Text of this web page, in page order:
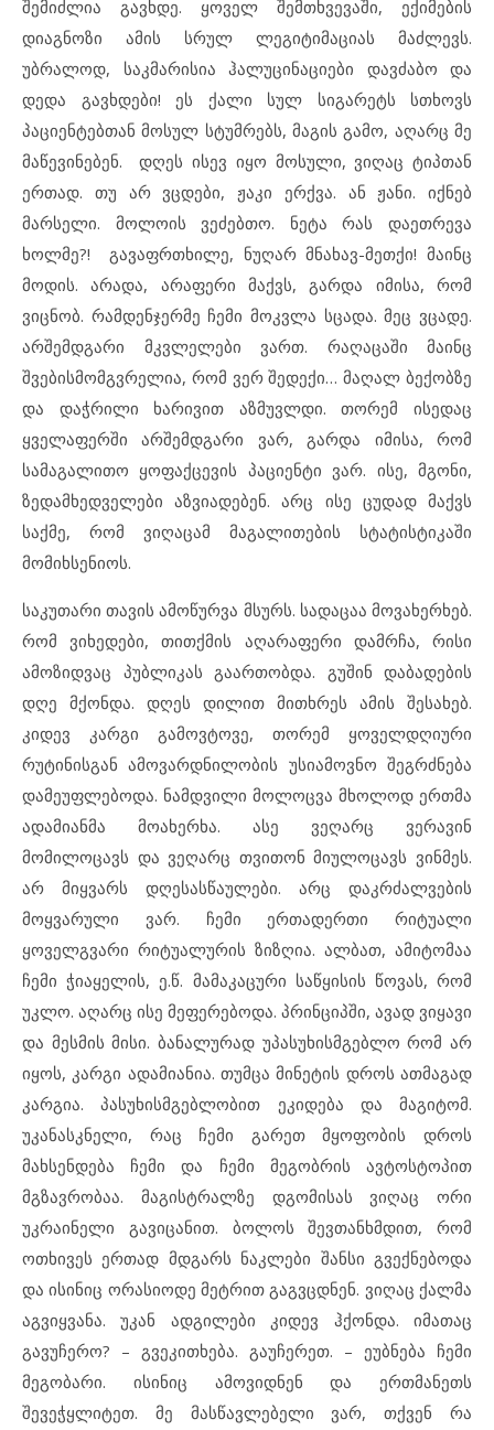
შემიძლია გავხდე. ყოველ შემთხვევაში, ექიმების
დიაგნოზი ამის სრულ ლეგიტიმაციას მაძლევს.
უბრალოდ, საკმარისია ჰალუცინაციები დავძაბო და
დედა გავხდები! ეს ქალი სულ სიგარეტს სთხოვს
პაციენტებთან მოსულ სტუმრებს, მაგის გამო, აღარც მე
მაწევინებენ. დღეს ისევ იყო მოსული, ვიღაც ტიპთან
ერთად. თუ არ ვცდები, ჟაკი ერქვა. ან ჟანი. იქნებ
მარსელი. მოლოის ვეძებთო. ნეტა რას დაეთრევა
ხოლმე?! გავაფრთხილე, ნუღარ მნახავ-მეთქი! მაინც
მოდის. არადა, არაფერი მაქვს, გარდა იმისა, რომ
ვიცნობ. რამდენჯერმე ჩემი მოკვლა სცადა. მეც ვცადე.
არშემდგარი მკვლელები ვართ. რაღაცაში მაინც
შვებისმომგვრელია, რომ ვერ შედექი… მაღალ ბექობზე
და დაჭრილი ხარივით აზმუვლდი. თორემ ისედაც
ყველაფერში არშემდგარი ვარ, გარდა იმისა, რომ
სამაგალითო ყოფაქცევის პაციენტი ვარ. ისე, მგონი,
ზედამხედველები აზვიადებენ. არც ისე ცუდად მაქვს
საქმე, რომ ვიღაცამ მაგალითების სტატისტიკაში
მომიხსენიოს.
საკუთარი თავის ამოწურვა მსურს. სადაცაა მოვახერხებ.
რომ ვიხედები, თითქმის აღარაფერი დამრჩა, რისი
ამოზიდვაც პუბლიკას გაართობდა. გუშინ დაბადების
დღე მქონდა. დღეს დილით მითხრეს ამის შესახებ.
კიდევ კარგი გამოვტოვე, თორემ ყოველდღიური
რუტინისგან ამოვარდნილობის უსიამოვნო შეგრძნება
დამეუფლებოდა. ნამდვილი მოლოცვა მხოლოდ ერთმა
ადამიანმა მოახერხა. ასე ვეღარც ვერავინ
მომილოცავს და ვეღარც თვითონ მიულოცავს ვინმეს.
არ მიყვარს დღესასწაულები. არც დაკრძალვების
მოყვარული ვარ. ჩემი ერთადერთი რიტუალი
ყოველგვარი რიტუალურის ზიზღია. ალბათ, ამიტომაა
ჩემი ჭიაყელის, ე.წ. მამაკაცური საწყისის წოვას, რომ
უკლო. აღარც ისე მეფერებოდა. პრინციპში, ავად ვიყავი
და მესმის მისი. ბანალურად უპასუხისმგებლო რომ არ
იყოს, კარგი ადამიანია. თუმცა მინეტის დროს ათმაგად
კარგია. პასუხისმგებლობით ეკიდება და მაგიტომ.
უკანასკნელი, რაც ჩემი გარეთ მყოფობის დროს
მახსენდება ჩემი და ჩემი მეგობრის ავტოსტოპით
მგზავრობაა. მაგისტრალზე დგომისას ვიღაც ორი
უკრაინელი გავიცანით. ბოლოს შევთანხმდით, რომ
ოთხივეს ერთად მდგარს ნაკლები შანსი გვექნებოდა
და ისინიც ორასიოდე მეტრით გაგვცდნენ. ვიღაც ქალმა
აგვიყვანა. უკან ადგილები კიდევ ჰქონდა. იმათაც
გავუჩერო? – გვეკითხება. გაუჩერეთ. – ეუბნება ჩემი
მეგობარი. ისინიც ამოვიდნენ და ერთმანეთს
შევეჭყლიტეთ. მე მასწავლებელი ვარ, თქვენ რა